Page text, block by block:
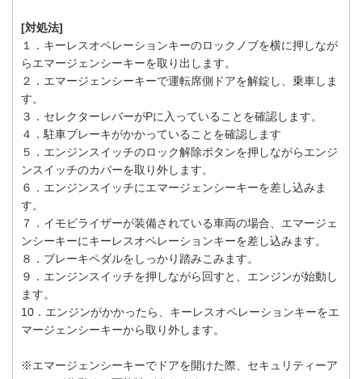
[対処法]
１．キーレスオペレーションキーのロックノブを横に押しなが
らエマージェンシーキーを取り出します。
２．エマージェンシーキーで運転席側ドアを解錠し、乗車しま
す。
３．セレクターレバーがPに入っていることを確認します。
４．駐車ブレーキがかかっていることを確認します
５．エンジンスイッチのロック解除ボタンを押しながらエンジ
ンスイッチのカバーを取り外します。
６．エンジンスイッチにエマージェンシーキーを差し込みま
す。
７．イモビライザーが装備されている車両の場合、エマージェ
ンシーキーにキーレスオペレーションキーを差し込みます。
８．ブレーキペダルをしっかり踏みこみます。
９．エンジンスイッチを押しながら回すと、エンジンが始動し
ます。
10．エンジンがかかったら、キーレスオペレーションキーをエ
マージェンシーキーから取り外します。
※エマージェンシーキーでドアを開けた際、セキュリティーア